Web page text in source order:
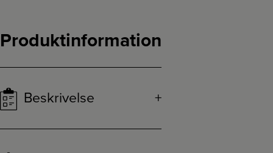
Produktinformation
Beskrivelse